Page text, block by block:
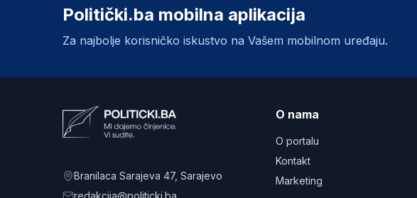
Politički.ba mobilna aplikacija
Za najbolje korisničko iskustvo na Vašem mobilnom uređaju.
Branilaca Sarajeva 47, Sarajevo
O nama
O portalu
Kontakt
Marketing